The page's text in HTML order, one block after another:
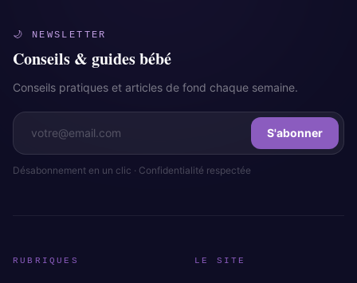
🌙 NEWSLETTER
Conseils & guides bébé
Conseils pratiques et articles de fond chaque semaine.
S'abonner
Désabonnement en un clic · Confidentialité respectée
RUBRIQUES LE SITE